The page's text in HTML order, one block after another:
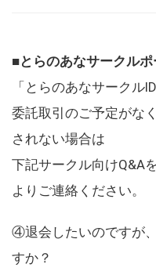
■とらのあなサークル
「とらのあなサークル
委託取引のご予定がな
されない場合は
下記サークル向けQ&A
よりご連絡ください。
④退会したいのですが
すか？